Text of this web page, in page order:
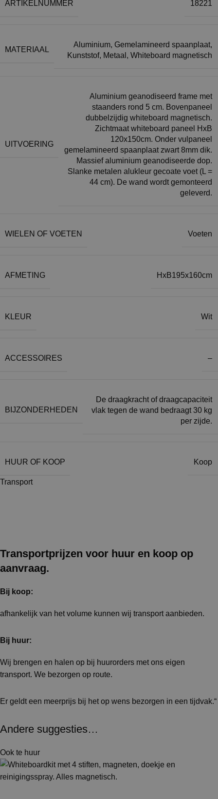
ARTIKELNUMMER 18221
MATERIAAL
Aluminium, Gemelamineerd spaanplaat,
Kunststof, Metaal , Whiteboard magnetisch
UITVOERING
Aluminium geanodiseerd frame met
staanders rond 5 cm. Bovenpaneel
dubbelzijdig whiteboard magnetisch.
Zichtmaat whiteboard paneel HxB
120x150cm. Onder vulpaneel
gemelamineerd spaanplaat zwart 8mm dik.
Massief aluminium geanodiseerde dop.
Slanke metalen alukleur gecoate voet (L =
44 cm). De wand wordt gemonteerd
geleverd.
WIELEN OF VOETEN Voeten
AFMETING HxB195x160cm
KLEUR Wit
ACCESSOIRES –
BIJZONDERHEDEN
De draagkracht of draagcapaciteit
vlak tegen de wand bedraagt 30 kg
per zijde.
HUUR OF KOOP Koop
Transport
Transportprijzen voor huur en koop op
aanvraag.
Bij koop:
afhankelijk van het volume kunnen wij transport aanbieden.
Bij huur:
Wij brengen en halen op bij huurorders met ons eigen
transport. We bezorgen op route.
Er geldt een meerprijs bij het op wens bezorgen in een tijdvak.“
Andere suggesties…
Ook te huur